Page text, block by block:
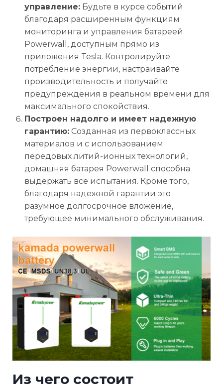
управление: Будьте в курсе событий
благодаря расширенным функциям
мониторинга и управления батареей
Powerwall, доступным прямо из
приложения Tesla. Контролируйте
потребление энергии, настраивайте
производительность и получайте
предупреждения в реальном времени для
максимального спокойствия.
Построен надолго и имеет надежную
гарантию: Созданная из первоклассных
материалов и с использованием
передовых литий-ионных технологий,
домашняя батарея Powerwall способна
выдержать все испытания. Кроме того,
благодаря надежной гарантии это
разумное долгосрочное вложение,
требующее минимального обслуживания.
Из чего состоит